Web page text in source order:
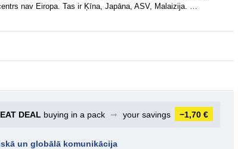
nav Eiropa. Tas ir Ķīna, Japāna, ASV, Malaizija. …
DEAL buying in a pack ➞ your savings −1,70 €
un globālā komunikācija